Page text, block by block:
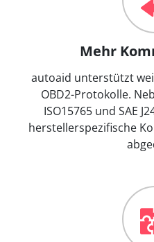
Mehr
autoaid unterstützt
OBD2-Protokolle.
ISO15765 und SAE
herstellerspezifische